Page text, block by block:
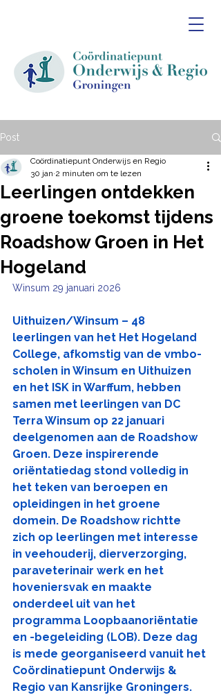
Post
Leerlingen ontdekken
groene toekomst tijdens
Roadshow Groen in Het
Hogeland
Coördinatiepunt Onderwijs en Regio
30 jan 2 minuten om te lezen
Winsum 29 januari 2026
Uithuizen/Winsum – 48
leerlingen van het Het Hogeland
College, afkomstig van de vmbo-
scholen in Winsum en Uithuizen
en het ISK in Warffum, hebben
samen met leerlingen van DC
Terra Winsum op 22 januari
deelgenomen aan de Roadshow
Groen. Deze inspirerende
oriëntatiedag stond volledig in
het teken van beroepen en
opleidingen in het groene
domein. De Roadshow richtte
zich op leerlingen met interesse
in veehouderij, dierverzorging,
paraveterinair werk en het
hoveniersvak en maakte
onderdeel uit van het
programma Loopbaanoriëntatie
en -begeleiding (LOB). Deze dag
is mede georganiseerd vanuit het
Coördinatiepunt Onderwijs &
Regio van Kansrijke Groningers.